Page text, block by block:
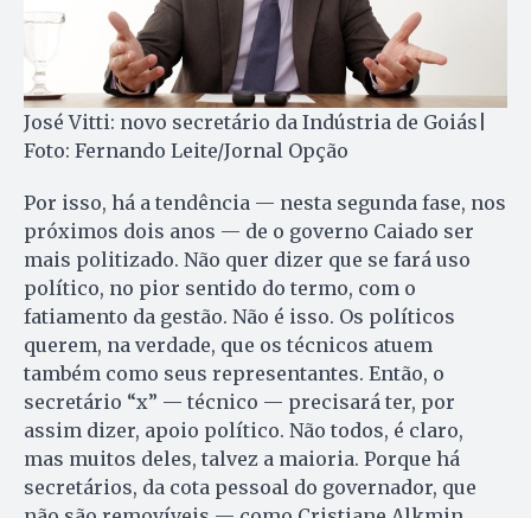
José Vitti: novo secretário da Indústria de Goiás|
Foto: Fernando Leite/Jornal Opção
Por isso, há a tendência — nesta segunda fase, nos
próximos dois anos — de o governo Caiado ser
mais politizado. Não quer dizer que se fará uso
político, no pior sentido do termo, com o
fatiamento da gestão. Não é isso. Os políticos
querem, na verdade, que os técnicos atuem
também como seus representantes. Então, o
secretário “x” — técnico — precisará ter, por
assim dizer, apoio político. Não todos, é claro,
mas muitos deles, talvez a maioria. Porque há
secretários, da cota pessoal do governador, que